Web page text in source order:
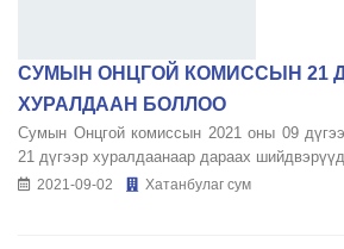
СУМЫН ОНЦГОЙ КОМИССЫН 21
ХУРАЛДААН БОЛЛОО
Сумын Онцгой комиссын 2021 оны 09
21 дүгээр хуралдаанаар дараах
2021-09-02 Хатанбулаг сум